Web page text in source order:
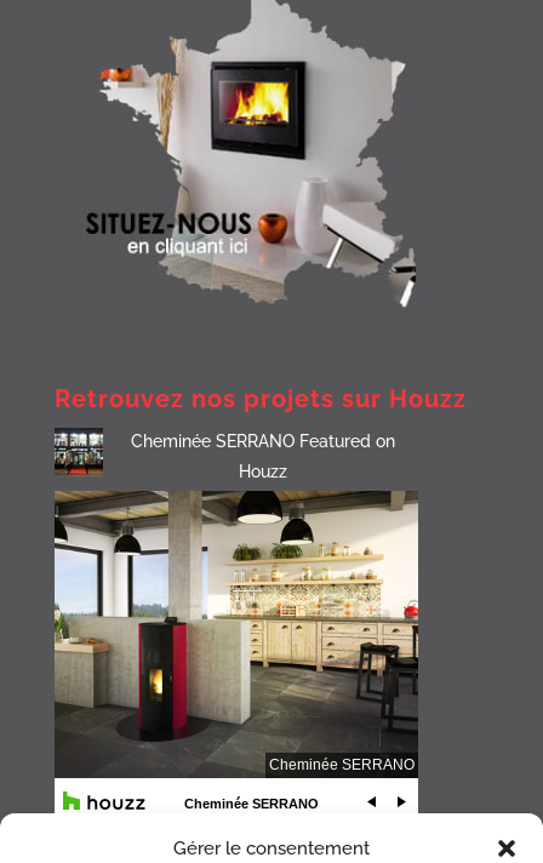
Gérer le consentement
Retrouvez nos projets sur Houzz
Cheminée SERRANO Featured on
Houzz